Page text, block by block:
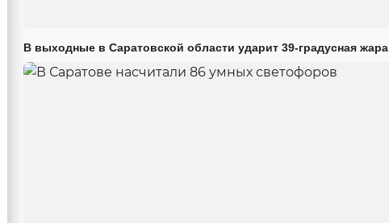
В выходные в Саратовской области ударит 39-градусная жара